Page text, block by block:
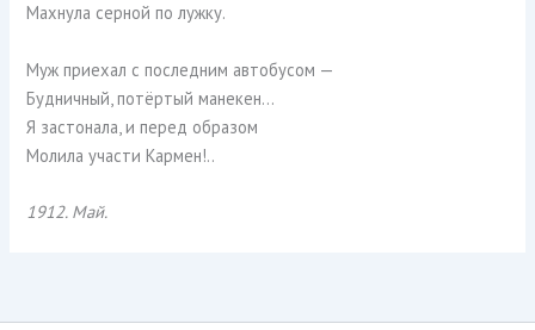
Махнула серной по лужку.
Муж приехал с последним автобусом —
Будничный, потёртый манекен…
Я застонала, и перед образом
Молила участи Кармен!..
1912. Май.